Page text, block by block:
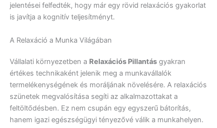
jelentései felfedték, hogy már egy rövid relaxációs gyakorlat
is javítja a kognitív teljesítményt.
A Relaxáció a Munka Világában
Vállalati környezetben a Relaxációs Pillantás gyakran
értékes technikaként jelenik meg a munkavállalók
termelékenységének és moráljának növelésére. A relaxációs
szünetek megvalósítása segíti az alkalmazottakat a
feltöltődésben. Ez nem csupán egy egyszerű bátorítás,
hanem igazi egészségügyi tényezővé válik a munkahelyen.